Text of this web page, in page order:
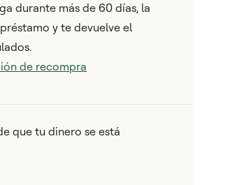
durante más de 60 días, la
y te devuelve el
de recompra
que tu dinero se está